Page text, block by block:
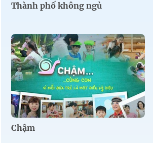
Thành phố không ngủ
Chậm